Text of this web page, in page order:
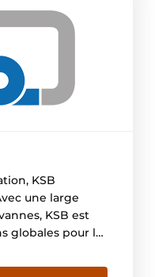
KSB
une large
KSB est
globales pour la
vous